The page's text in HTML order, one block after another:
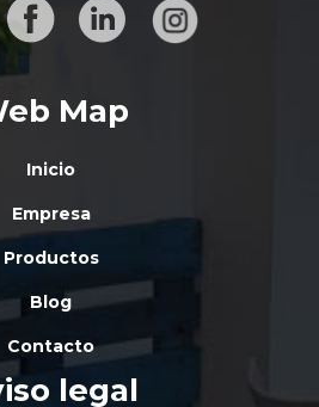
Map
Inicio
Empresa
Productos
Blog
Contacto
legal